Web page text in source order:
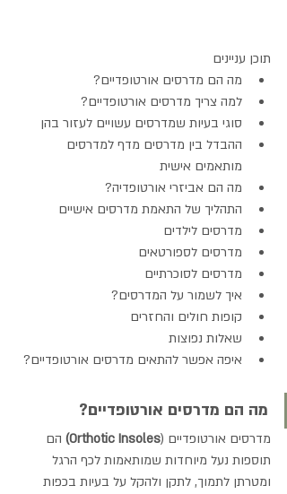
תוכן עניינים
מה הם מדרסים אורטופדיים?
למה צריך מדרסים אורטופדיים?
סוגי בעיות שמדרסים עשויים לעזור בהן
ההבדל בין מדרסים מדף למדרסים
מותאמים אישית
מה הם אביזרי אורטופדיה?
התהליך של התאמת מדרסים אישיים
מדרסים לילדים
מדרסים לספורטאים
מדרסים לסוכרתיים
איך לשמור על המדרסים?
קופות חולים והחזרים
שאלות נפוצות
איפה אפשר להתאים מדרסים אורטופדיים?
מה הם מדרסים אורטופדיים?
מדרסים אורטופדיים (Orthotic Insoles) הם
תוספות נעל מיוחדות שמותאמות לכף הרגל
ומטרתן לתמוך, לתקן ולהקל על בעיות בכפות